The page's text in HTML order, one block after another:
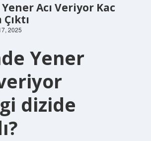
Acı Veriyor Kac
Çıktı
2025
Yener
dizide